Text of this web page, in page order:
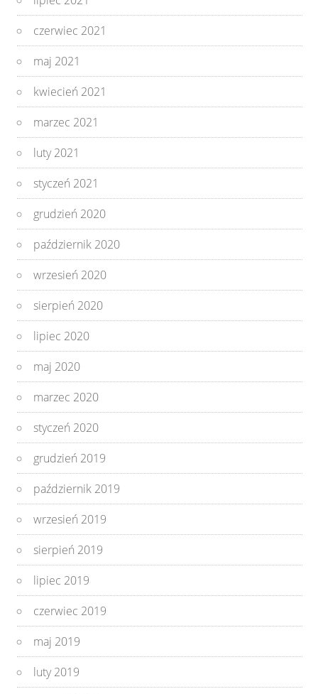
czerwiec 2021
maj 2021
kwiecień 2021
marzec 2021
luty 2021
styczeń 2021
grudzień 2020
październik 2020
wrzesień 2020
sierpień 2020
lipiec 2020
maj 2020
marzec 2020
styczeń 2020
grudzień 2019
październik 2019
wrzesień 2019
sierpień 2019
lipiec 2019
czerwiec 2019
maj 2019
luty 2019